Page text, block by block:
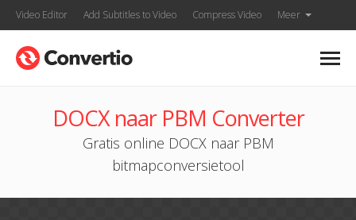
Video Editor Add Subtitles to Video Compress Video Meer
DOCX naar PBM Converter
Gratis online DOCX naar PBM
bitmapconversietool